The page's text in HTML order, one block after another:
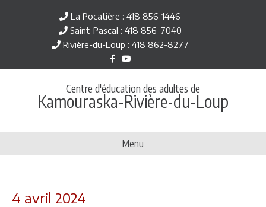
La Pocatière : 418 856-1446
Saint-Pascal : 418 856-7040
Rivière-du-Loup : 418 862-8277
c
b
o
o
Y
o
u
u
e
Centre d'éducation des adultes de
Kamouraska-Rivière-du-Loup
Menu
4 avril 2024